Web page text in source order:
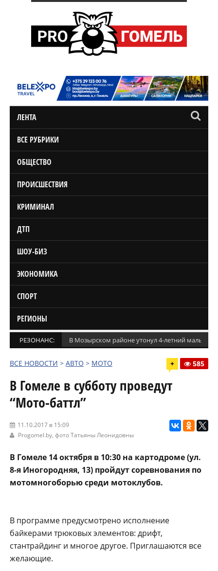
ЛЕНТА
ВСЕ РУБРИКИ
ОБЩЕСТВО
ПРОИСШЕСТВИЯ
КРИМИНАЛ
ДТП
ШОУ-БИЗ
ЭКОНОМИКА
СПОРТ
РЕГИОНЫ
РЕЗОНАНС: В Мозырском районе утонул 4-летний мальчик
ВСЕ НОВОСТИ > АВТО > МОТО + 585
В Гомеле в субботу проведут
“Мото-баттл”
11.10.2017 в 15:09
Progomel.by, фото Татьяны Леонидовны
В Гомеле 14 октября в 10:30 на картодроме (ул.
8-я Иногородняя, 13) пройдут соревнования по
мотомногоборью среди мотоклубов.
В программе предусмотрено исполнение
байкерами трюковых элементов: дрифт,
стантрайдинг и многое другое. Приглашаются все
желающие.